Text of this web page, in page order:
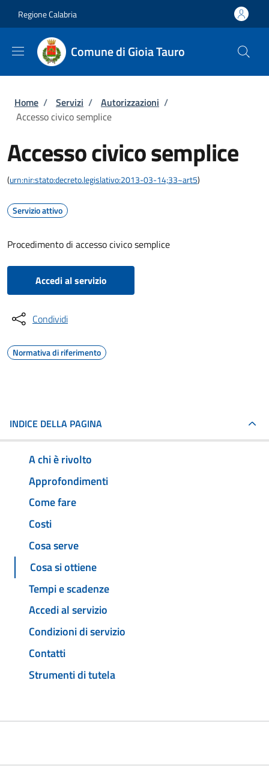
Regione Calabria
Comune di Gioia Tauro
Briciole di pane
Home / Servizi / Autorizzazioni /
Accesso civico semplice
Accesso civico semplice
(urn:nir:stato:decreto.legislativo:2013-03-14;33~art5)
Servizio attivo
Procedimento di accesso civico semplice
Accedi al servizio
Condividi
Normativa di riferimento
INDICE DELLA PAGINA
A chi è rivolto
Approfondimenti
Come fare
Costi
Cosa serve
Cosa si ottiene
Tempi e scadenze
Accedi al servizio
Condizioni di servizio
Contatti
Strumenti di tutela